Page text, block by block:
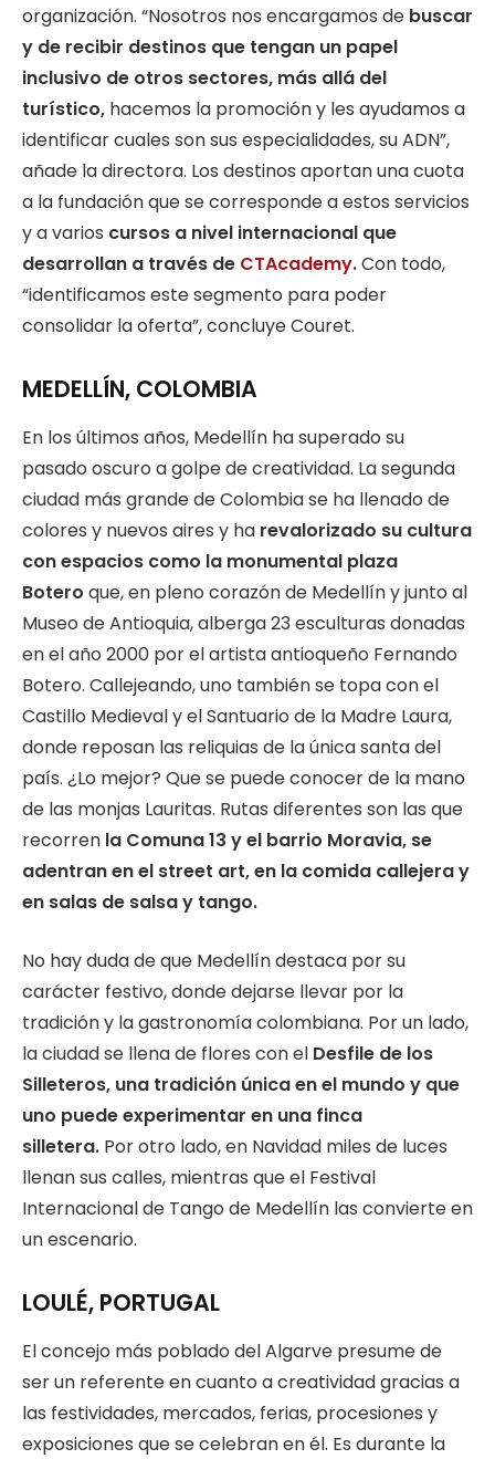
organización. “Nosotros nos encargamos de buscar
y de recibir destinos que tengan un papel
inclusivo de otros sectores, más allá del
turístico, hacemos la promoción y les ayudamos a
identificar cuales son sus especialidades, su ADN”,
añade la directora. Los destinos aportan una cuota
a la fundación que se corresponde a estos servicios
y a varios cursos a nivel internacional que
desarrollan a través de CTAcademy.Con todo,
“identificamos este segmento para poder
consolidar la oferta”, concluye Couret.
MEDELLÍN, COLOMBIA
En los últimos años, Medellín ha superado su
pasado oscuro a golpe de creatividad. La segunda
ciudad más grande de Colombia se ha llenado de
colores y nuevos aires y ha revalorizado su cultura
con espacios como la monumental plaza
Botero que, en pleno corazón de Medellín y junto al
Museo de Antioquia, alberga 23 esculturas donadas
en el año 2000 por el artista antioqueño Fernando
Botero. Callejeando, uno también se topa con el
Castillo Medieval y el Santuario de la Madre Laura,
donde reposan las reliquias de la única santa del
país. ¿Lo mejor? Que se puede conocer de la mano
de las monjas Lauritas. Rutas diferentes son las que
recorren la Comuna 13 y el barrio Moravia, se
adentran en el street art, en la comida callejera y
en salas de salsa y tango.
No hay duda de que Medellín destaca por su
carácter festivo, donde dejarse llevar por la
tradición y la gastronomía colombiana. Por un lado,
la ciudad se llena de flores con el Desfile de los
Silleteros, una tradición única en el mundo y que
uno puede experimentar en una finca
silletera. Por otro lado, en Navidad miles de luces
llenan sus calles, mientras que el Festival
Internacional de Tango de Medellín las convierte en
un escenario.
LOULÉ, PORTUGAL
El concejo más poblado del Algarve presume de
ser un referente en cuanto a creatividad gracias a
las festividades, mercados, ferias, procesiones y
exposiciones que se celebran en él. Es durante la